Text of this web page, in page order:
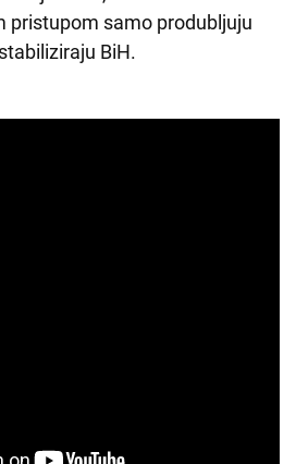
pristupom samo produbljuju
BiH.